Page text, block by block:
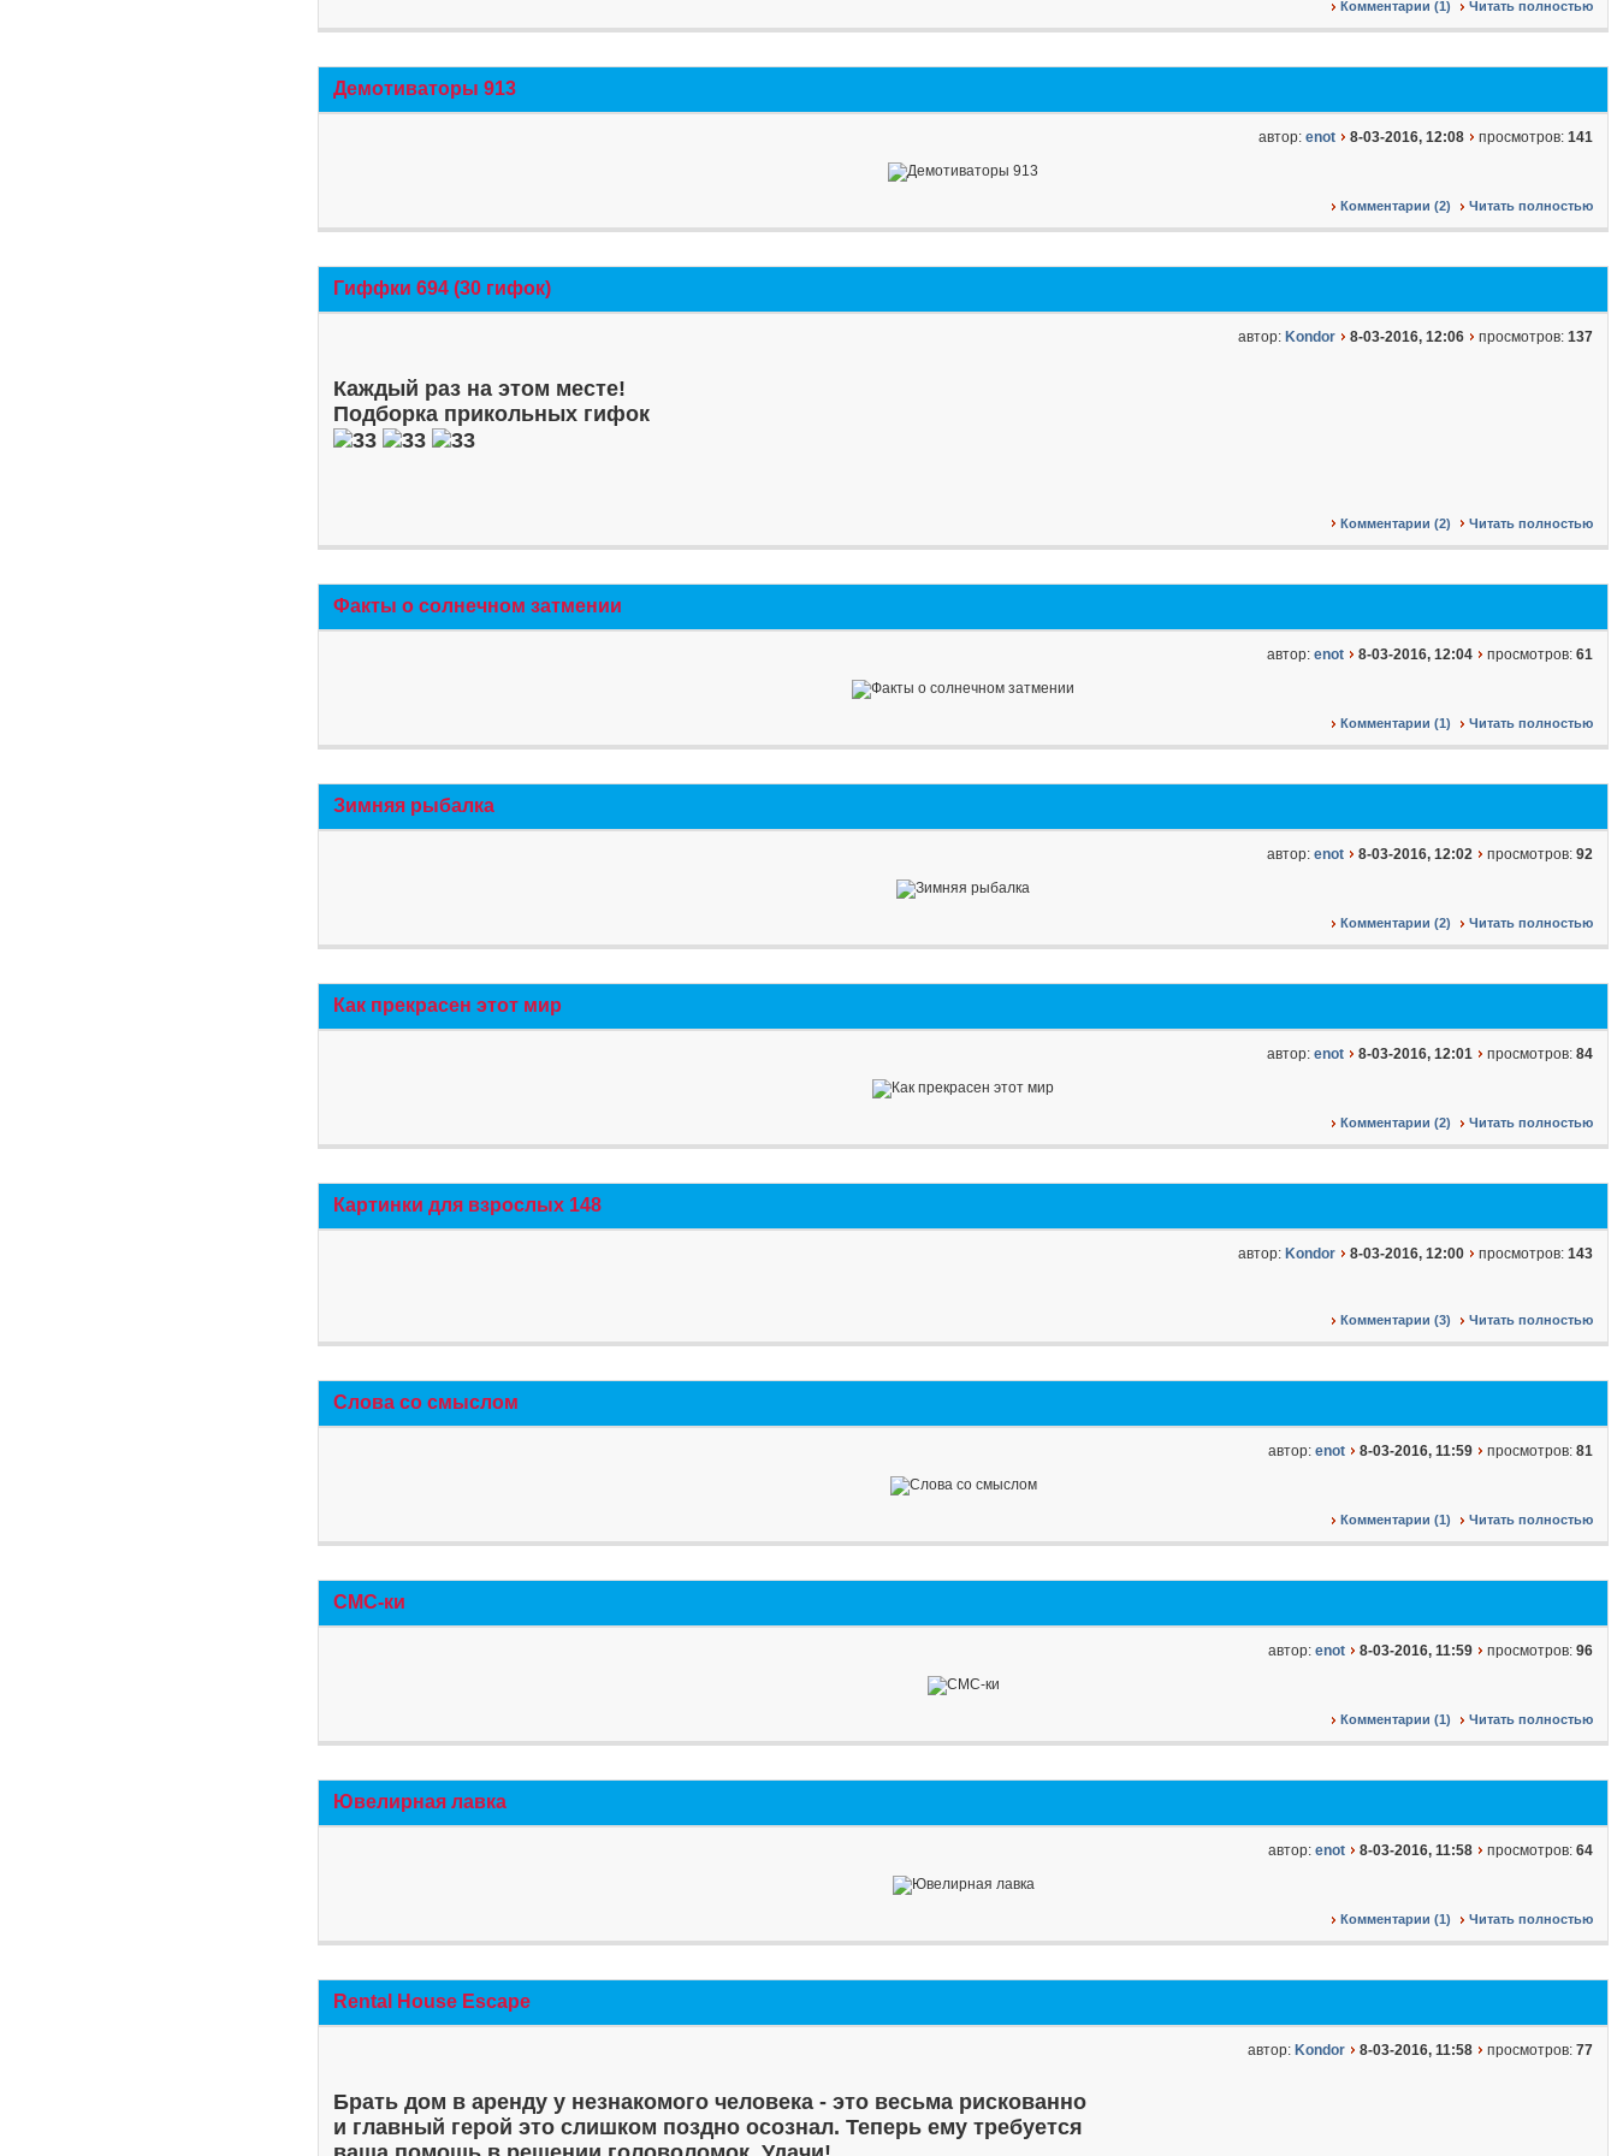
Комментарии (1) Читать полностью
Демотиваторы 913
автор: enot 8-03-2016, 12:08 просмотров: 141
Комментарии (2) Читать полностью
Гиффки 694 (30 гифок)
автор: Kondor 8-03-2016, 12:06 просмотров: 137
Каждый раз на этом месте!
Подборка прикольных гифок
Комментарии (2) Читать полностью
Факты о солнечном затмении
автор: enot 8-03-2016, 12:04 просмотров: 61
Комментарии (1) Читать полностью
Зимняя рыбалка
автор: enot 8-03-2016, 12:02 просмотров: 92
Комментарии (2) Читать полностью
Как прекрасен этот мир
автор: enot 8-03-2016, 12:01 просмотров: 84
Комментарии (2) Читать полностью
Картинки для взрослых 148
автор: Kondor 8-03-2016, 12:00 просмотров: 143
Комментарии (3) Читать полностью
Слова со смыслом
автор: enot 8-03-2016, 11:59 просмотров: 81
Комментарии (1) Читать полностью
СМС-ки
автор: enot 8-03-2016, 11:59 просмотров: 96
Комментарии (1) Читать полностью
Ювелирная лавка
автор: enot 8-03-2016, 11:58 просмотров: 64
Комментарии (1) Читать полностью
Rental House Escape
автор: Kondor 8-03-2016, 11:58 просмотров: 77
Брать дом в аренду у незнакомого человека - это весьма рискованно
и главный герой это слишком поздно осознал. Теперь ему требуется